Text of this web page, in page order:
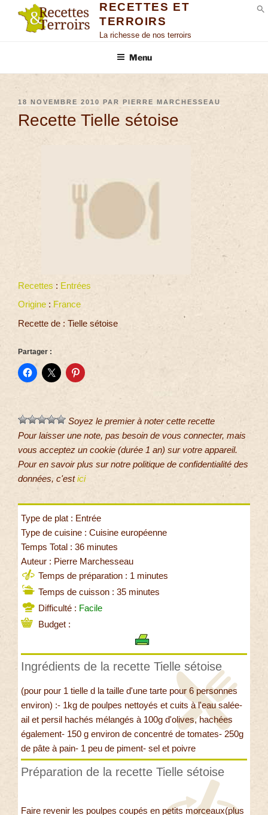
RECETTES ET
TERROIRS
La richesse de nos terroirs
Menu
18 NOVEMBRE 2010 PAR PIERRE MARCHESSEAU
Recette Tielle sétoise
Recettes : Entrées
Origine : France
Recette de : Tielle sétoise
Partager :
Soyez le premier à noter cette recette
Pour laisser une note, pas besoin de vous connecter, mais
vous acceptez un cookie (durée 1 an) sur votre appareil.
Pour en savoir plus sur notre politique de confidentialité des
données, c'estici
Type de plat : Entrée
Type de cuisine : Cuisine européenne
Temps Total : 36 minutes
Auteur : Pierre Marchesseau
Temps de préparation : 1 minutes
Temps de cuisson : 35 minutes
Difficulté : Facile
Budget :
Ingrédients de la recette Tielle sétoise
(pour pour 1 tielle d la taille d'une tarte pour 6 personnes
environ) :- 1kg de poulpes nettoyés et cuits à l'eau salée-
ail et persil hachés mélangés à 100g d'olives, hachées
également- 150 g environ de concentré de tomates- 250g
de pâte à pain- 1 peu de piment- sel et poivre
Préparation de la recette Tielle sétoise
Faire revenir les poulpes coupés en petits morceaux(plus